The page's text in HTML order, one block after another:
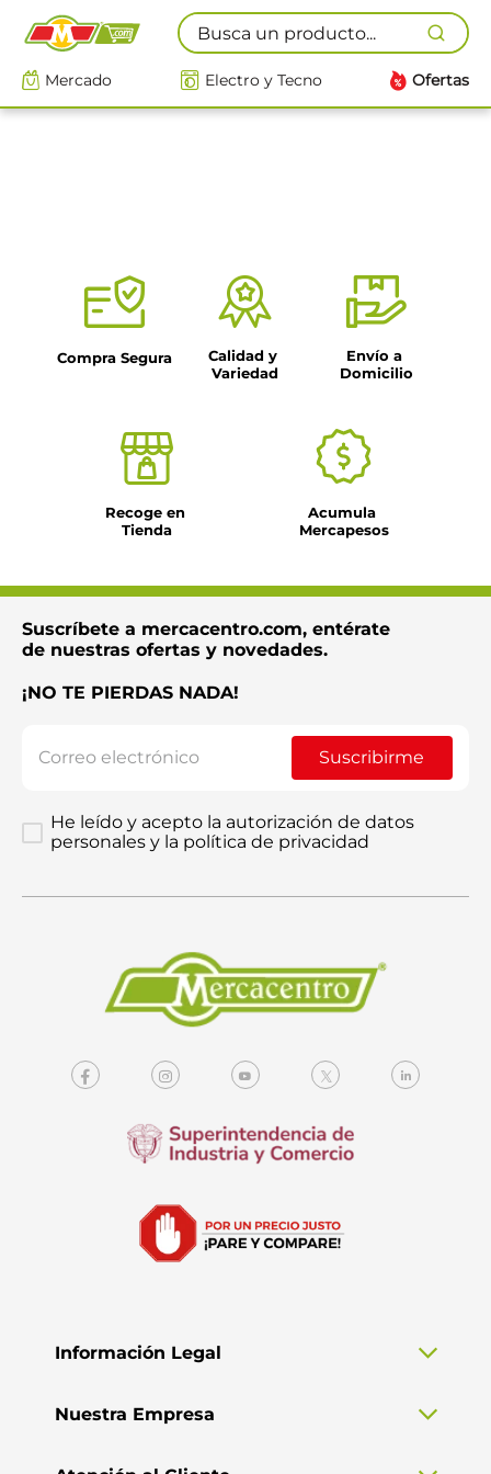
Busca un producto...
Mercado Electro y Tecno Ofertas
Compra Segura
Calidad y
Variedad
Envío a
Domicilio
Recoge en
Tienda
Acumula
Mercapesos
Suscríbete a mercacentro.com, entérate
de nuestras ofertas y novedades.
¡NO TE PIERDAS NADA!
Suscribirme
He leído y acepto la autorización de datos
personales y la política de privacidad
Información Legal
Nuestra Empresa